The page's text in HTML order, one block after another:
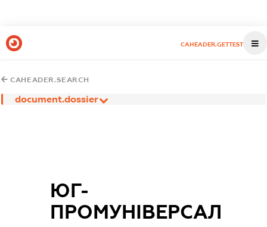
CAHEADER.GETTEST
CAHEADER.SEARCH
document.dossier
ЮГ-
ПРОМУНІВЕРСАЛ